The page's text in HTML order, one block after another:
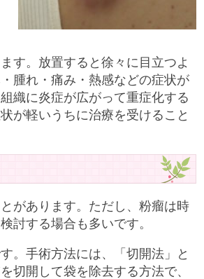
す。放置すると徐々に目立つよ
腫れ・痛み・熱感などの症状が
織に炎症が広がって重症化する
が軽いうちに治療を受けること
があります。ただし、粉瘤は時
討する場合も多いです。
。手術方法には、「切開法」と
切開して袋を除去する方法で、